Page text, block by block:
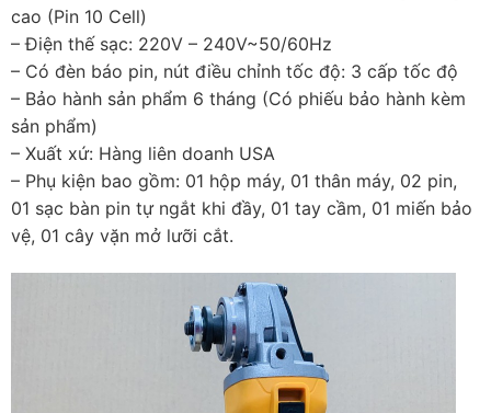
cao (Pin 10 Cell)
– Điện thế sạc: 220V – 240V~50/60Hz
– Có đèn báo pin, nút điều chỉnh tốc độ: 3 cấp tốc độ
– Bảo hành sản phẩm 6 tháng (Có phiếu bảo hành kèm
sản phẩm)
– Xuất xứ: Hàng liên doanh USA
– Phụ kiện bao gồm: 01 hộp máy, 01 thân máy, 02 pin,
01 sạc bàn pin tự ngắt khi đầy, 01 tay cầm, 01 miến bảo
vệ, 01 cây vặn mở lưỡi cắt.